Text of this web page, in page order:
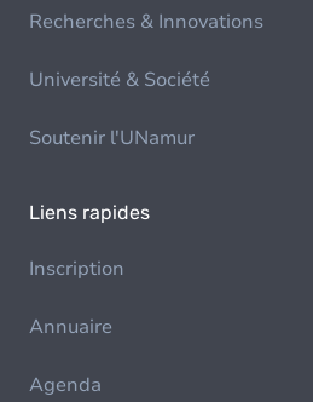
Recherches & Innovations
Université & Société
Soutenir l'UNamur
Liens rapides
Inscription
Annuaire
Agenda